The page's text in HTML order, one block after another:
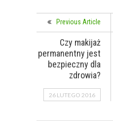
Previous Article
Czy makijaż
permanentny jest
bezpieczny dla
zdrowia?
26 LUTEGO 2016